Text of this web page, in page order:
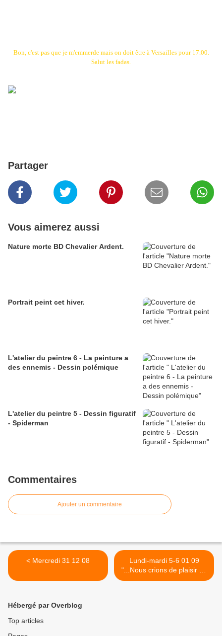
Bon, c'est pas que je m'emmerde mais on doit être à Versailles pour 17.00.
Salut les fadas.
Partager
Vous aimerez aussi
Nature morte BD Chevalier Ardent.
Portrait peint cet hiver.
L'atelier du peintre 6 - La peinture a
des ennemis - Dessin polémique
L'atelier du peintre 5 - Dessin figuratif
- Spiderman
Commentaires
Ajouter un commentaire
< Mercredi 31 12 08
Lundi-mardi 5-6 01 09
"...Nous crions de plaisir en
voyant les cristaux..." >
Hébergé par Overblog
Top articles